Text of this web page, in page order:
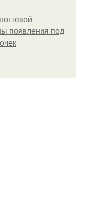
появления под